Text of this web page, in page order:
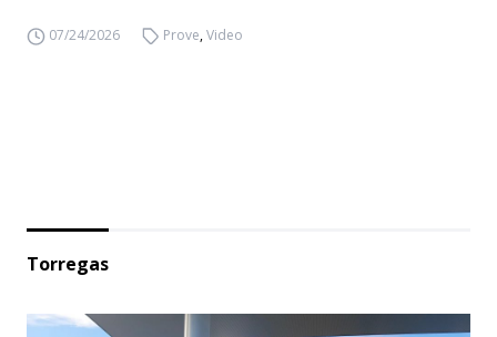
07/24/2026 Prove,Video
Torregas